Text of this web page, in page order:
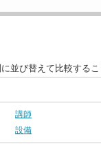
並び替えて比較するこ
講師
設備